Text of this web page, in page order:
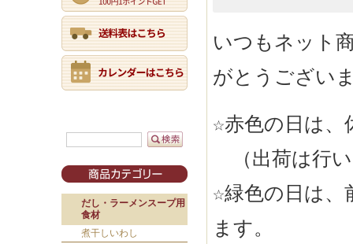
だし・ラーメンスープ用
食材
煮干しいわし
いつもネット
がとうござい
☆赤色の日は、
（出荷は行
☆緑色の日は、
ます。